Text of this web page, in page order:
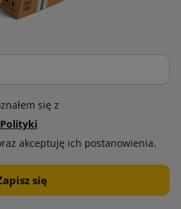
się z
Polityki
akceptuję ich postanowienia.